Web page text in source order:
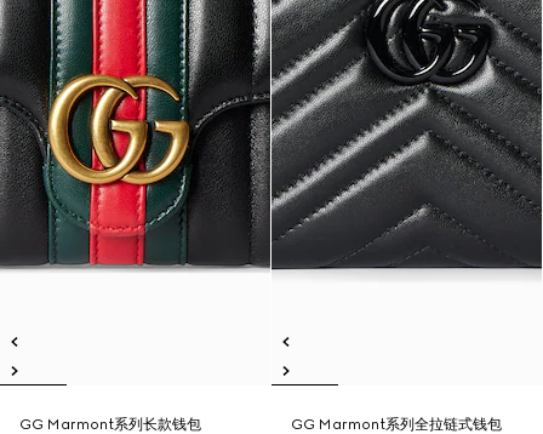
GG Marmont系列长款钱包
GG Marmont系列全拉链式钱包